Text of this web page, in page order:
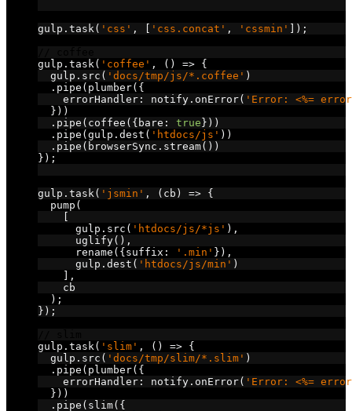
gulp . task ( 'css' , [ 'css.concat' , 'cssmin' ]);
gulp . task ( 'coffee' , () => {
  gulp
. src ( 'docs/tmp/js/*.coffee' )
. pipe ( plumber({
    errorHandler
: notify . onError( 'Error: <%=
}))
. pipe ( coffee ({ bare : true}))
. pipe (gulp . dest ( 'htdocs/js' ))
. pipe ( browserSync . stream())
});
gulp . task ( 'jsmin' , ( cb ) => {
  pump
(
[
      gulp
. src ( 'htdocs/js/*js' ),
      uglify
(),
      rename
({suffix : '.min' }),
      gulp
. dest ( 'htdocs/js/min' )
],
    cb
);
});
gulp . task ( 'slim' , () => {
  gulp
. src ( 'docs/tmp/slim/*.slim' )
. pipe ( plumber({
    errorHandler
: notify . onError( 'Error: <%=
}))
. pipe ( slim({